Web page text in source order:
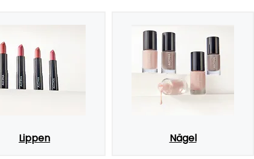
Lippen Nägel